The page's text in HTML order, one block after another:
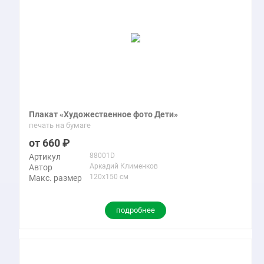
Плакат «Художественное фото Дети»
печать на бумаге
660
Артикул 88001D
Автор Аркадий Клименков
Макс. размер 120x150 см
подробнее